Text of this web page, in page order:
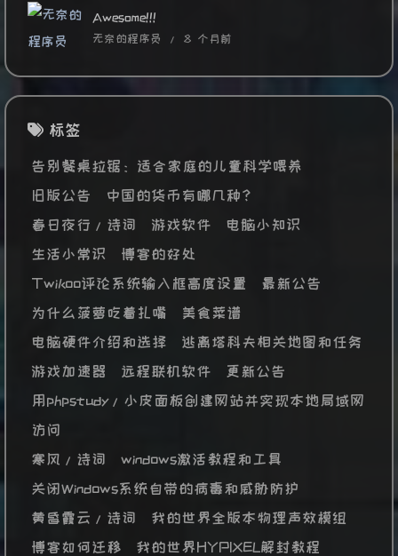
Awesome!!!
无奈的程序员 / 8 个月前
标签
告别餐桌拉锯：适合家庭的儿童科学喂养
旧版公告
中国的货币有哪几种？
春日夜行/诗词
游戏软件
电脑小知识
生活小常识
博客的好处
Twikoo评论系统输入框高度设置
最新公告
为什么菠萝吃着扎嘴
美食菜谱
电脑硬件介绍和选择
逃离塔科夫相关地图和任务
游戏加速器
远程联机软件
更新公告
用phpstudy/小皮面板创建网站并实现本地局域网
访问
寒风/诗词
windows激活教程和工具
关闭Windows系统自带的病毒和威胁防护
黄昏霞云/诗词
我的世界全版本物理声效模组
博客如何迁移
我的世界HYPIXEL解封教程